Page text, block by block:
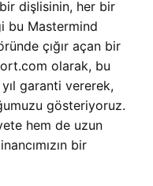
dişlisinin, her bir
bu Mastermind
çığır açan bir
olarak, bu
garanti vererek,
gösteriyoruz.
hem de uzun
bir